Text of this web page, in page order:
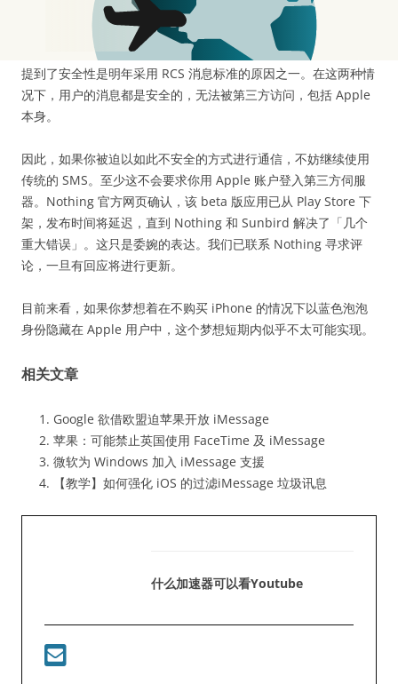
端加密。同时声明，在传送过程中不会储存消息和 Apple 账户资
讯。但根据 Roussel 的说法，实际情况似乎恰恰相反。
iMessage 的一大优势在於其预设实现了端对端加密。Apple 也
提到了安全性是明年采用 RCS 消息标准的原因之一。在这两种情
况下，用户的消息都是安全的，无法被第三方访问，包括 Apple
本身。
因此，如果你被迫以如此不安全的方式进行通信，不妨继续使用
传统的 SMS。至少这不会要求你用 Apple 账户登入第三方伺服
器。Nothing 官方网页确认，该 beta 版应用已从 Play Store 下
架，发布时间将延迟，直到 Nothing 和 Sunbird 解决了「几个
重大错误」。这只是委婉的表达。我们已联系 Nothing 寻求评
论，一旦有回应将进行更新。
目前来看，如果你梦想着在不购买 iPhone 的情况下以蓝色泡泡
身份隐藏在 Apple 用户中，这个梦想短期内似乎不太可能实现。
相关文章
Google 欲借欧盟迫苹果开放 iMessage
苹果：可能禁止英国使用 FaceTime 及 iMessage
微软为 Windows 加入 iMessage 支援
【教学】如何强化 iOS 的过滤iMessage 垃圾讯息
什么加速器可以看youtube